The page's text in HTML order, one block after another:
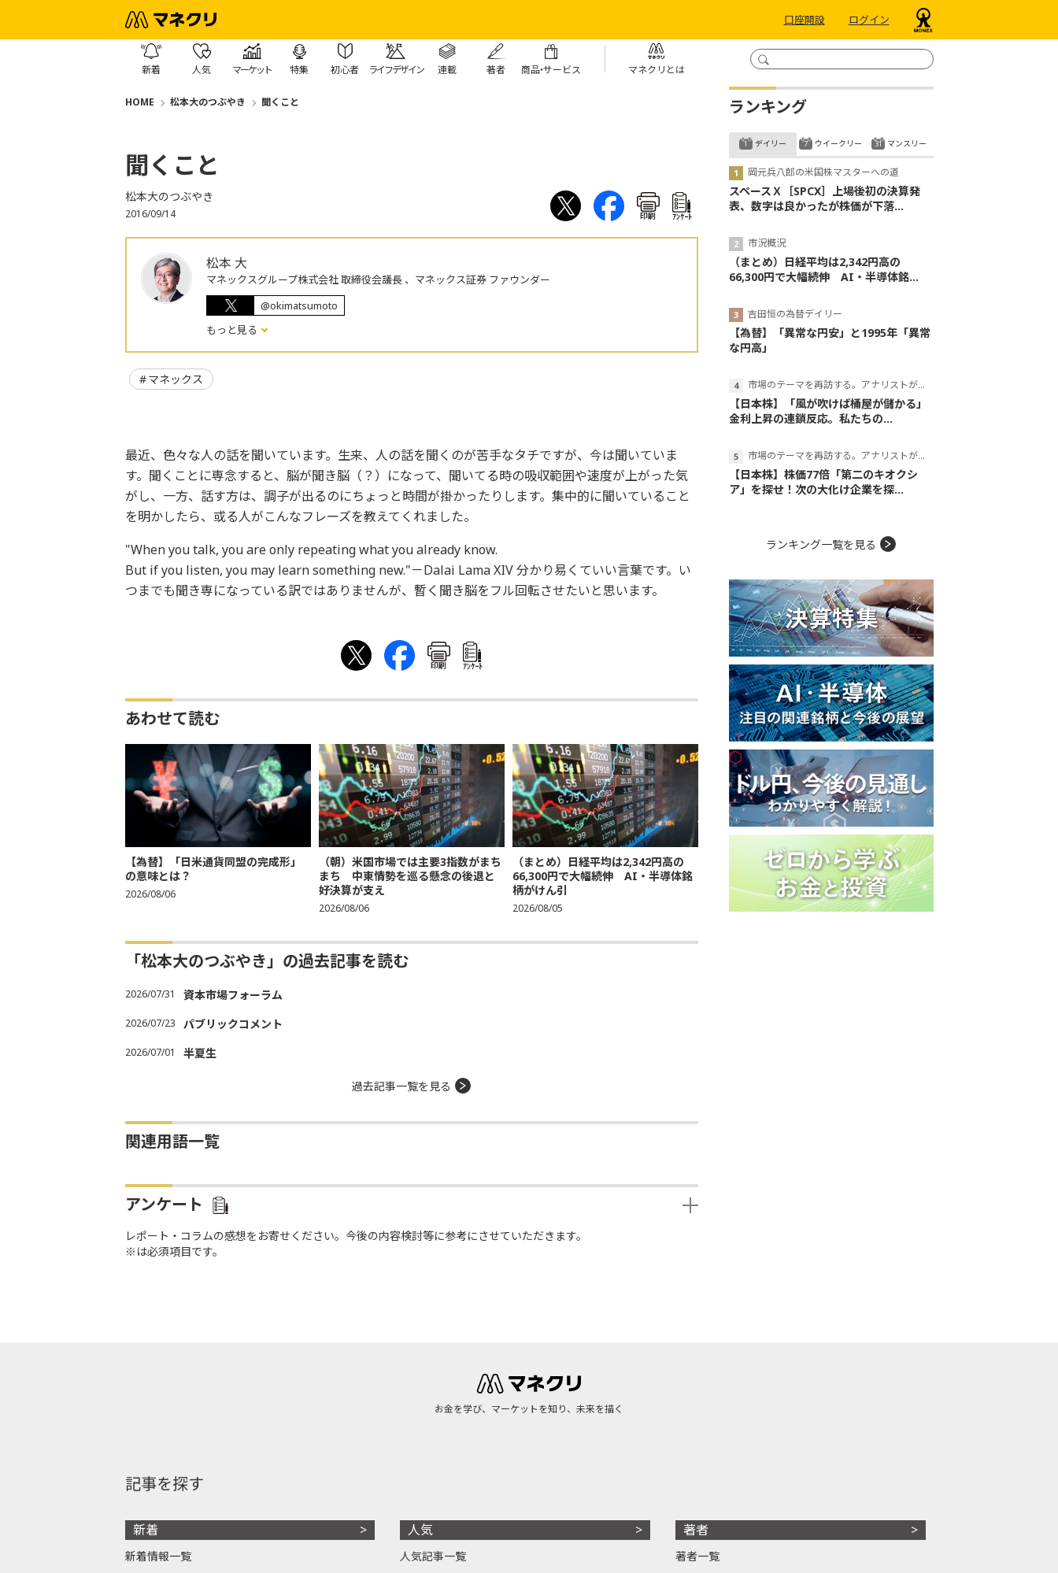
口座開設 ログイン
新着 人気 マーケット 特集 初心者 ライフデザイン 連載 著者 商品・サービス マネクリとは
HOME 松本大のつぶやき 聞くこと
聞くこと
松本大のつぶやき
2016/09/14 印刷 ｱﾝｹｰﾄ
松本 大
マネックスグループ株式会社 取締役会議長 、マネックス証券 ファウンダー
@okimatsumoto
もっと見る
マネックス
最近、色々な人の話を聞いています。生来、人の話を聞くのが苦手なタチですが、今は聞いていま
す。聞くことに専念すると、脳が聞き脳（？）になって、聞いてる時の吸収範囲や速度が上がった気
がし、一方、話す方は、調子が出るのにちょっと時間が掛かったりします。集中的に聞いていること
を明かしたら、或る人がこんなフレーズを教えてくれました。
"When you talk, you are only repeating what you already know.
But if you listen, you may learn something new."－Dalai Lama XIV 分かり易くていい言葉です。い
つまでも聞き専になっている訳ではありませんが、暫く聞き脳をフル回転させたいと思います。
印刷 ｱﾝｹｰﾄ
あわせて読む
【為替】「日米通貨同盟の完成形」
の意味とは？
2026/08/06
（朝）米国市場では主要3指数がまち
まち 中東情勢を巡る懸念の後退と
好決算が支え
2026/08/06
（まとめ）日経平均は2,342円高の
66,300円で大幅続伸 AI・半導体銘
柄がけん引
2026/08/05
「松本大のつぶやき」の過去記事を読む
2026/07/31 資本市場フォーラム
2026/07/23 パブリックコメント
2026/07/01 半夏生
過去記事一覧を見る
関連用語一覧
アンケート
レポート・コラムの感想をお寄せください。今後の内容検討等に参考にさせていただきます。
※は必須項目です。
ランキング
デイリー
岡元兵八郎の米国株マスターへの道
スペースＸ［SPCX］上場後初の決算発
表、数字は良かったが株価が下落...
市況概況
（まとめ）日経平均は2,342円高の
66,300円で大幅続伸 AI・半導体銘...
吉田恒の為替デイリー
【為替】「異常な円安」と1995年「異常
な円高」
市場のテーマを再訪する。アナリストが読み解くテーマの本質
【日本株】「風が吹けば桶屋が儲かる」
金利上昇の連鎖反応。私たちの...
市場のテーマを再訪する。アナリストが読み解くテーマの本質
【日本株】株価77倍「第二のキオクシ
ア」を探せ！次の大化け企業を探...
ウイークリー マンスリー
ランキング一覧を見る
お金を学び、マーケットを知り、未来を描く
記事を探す
新着
新着情報一覧
人気
人気記事一覧
著者
著者一覧